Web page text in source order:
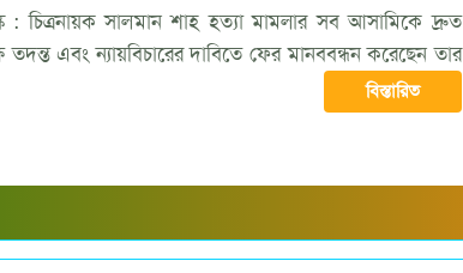
চিত্রনায়ক সালমান শাহ হত্যা মামলার সব আসামিকে দ্রুত
তদন্ত এবং ন্যায়বিচারের দাবিতে ফের মানববন্ধন করেছেন তার
বিস্তারিত